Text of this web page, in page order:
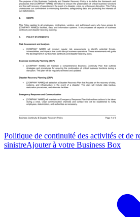
Politique de continuité des activités et de
sinistreAjouter à votre Business Box